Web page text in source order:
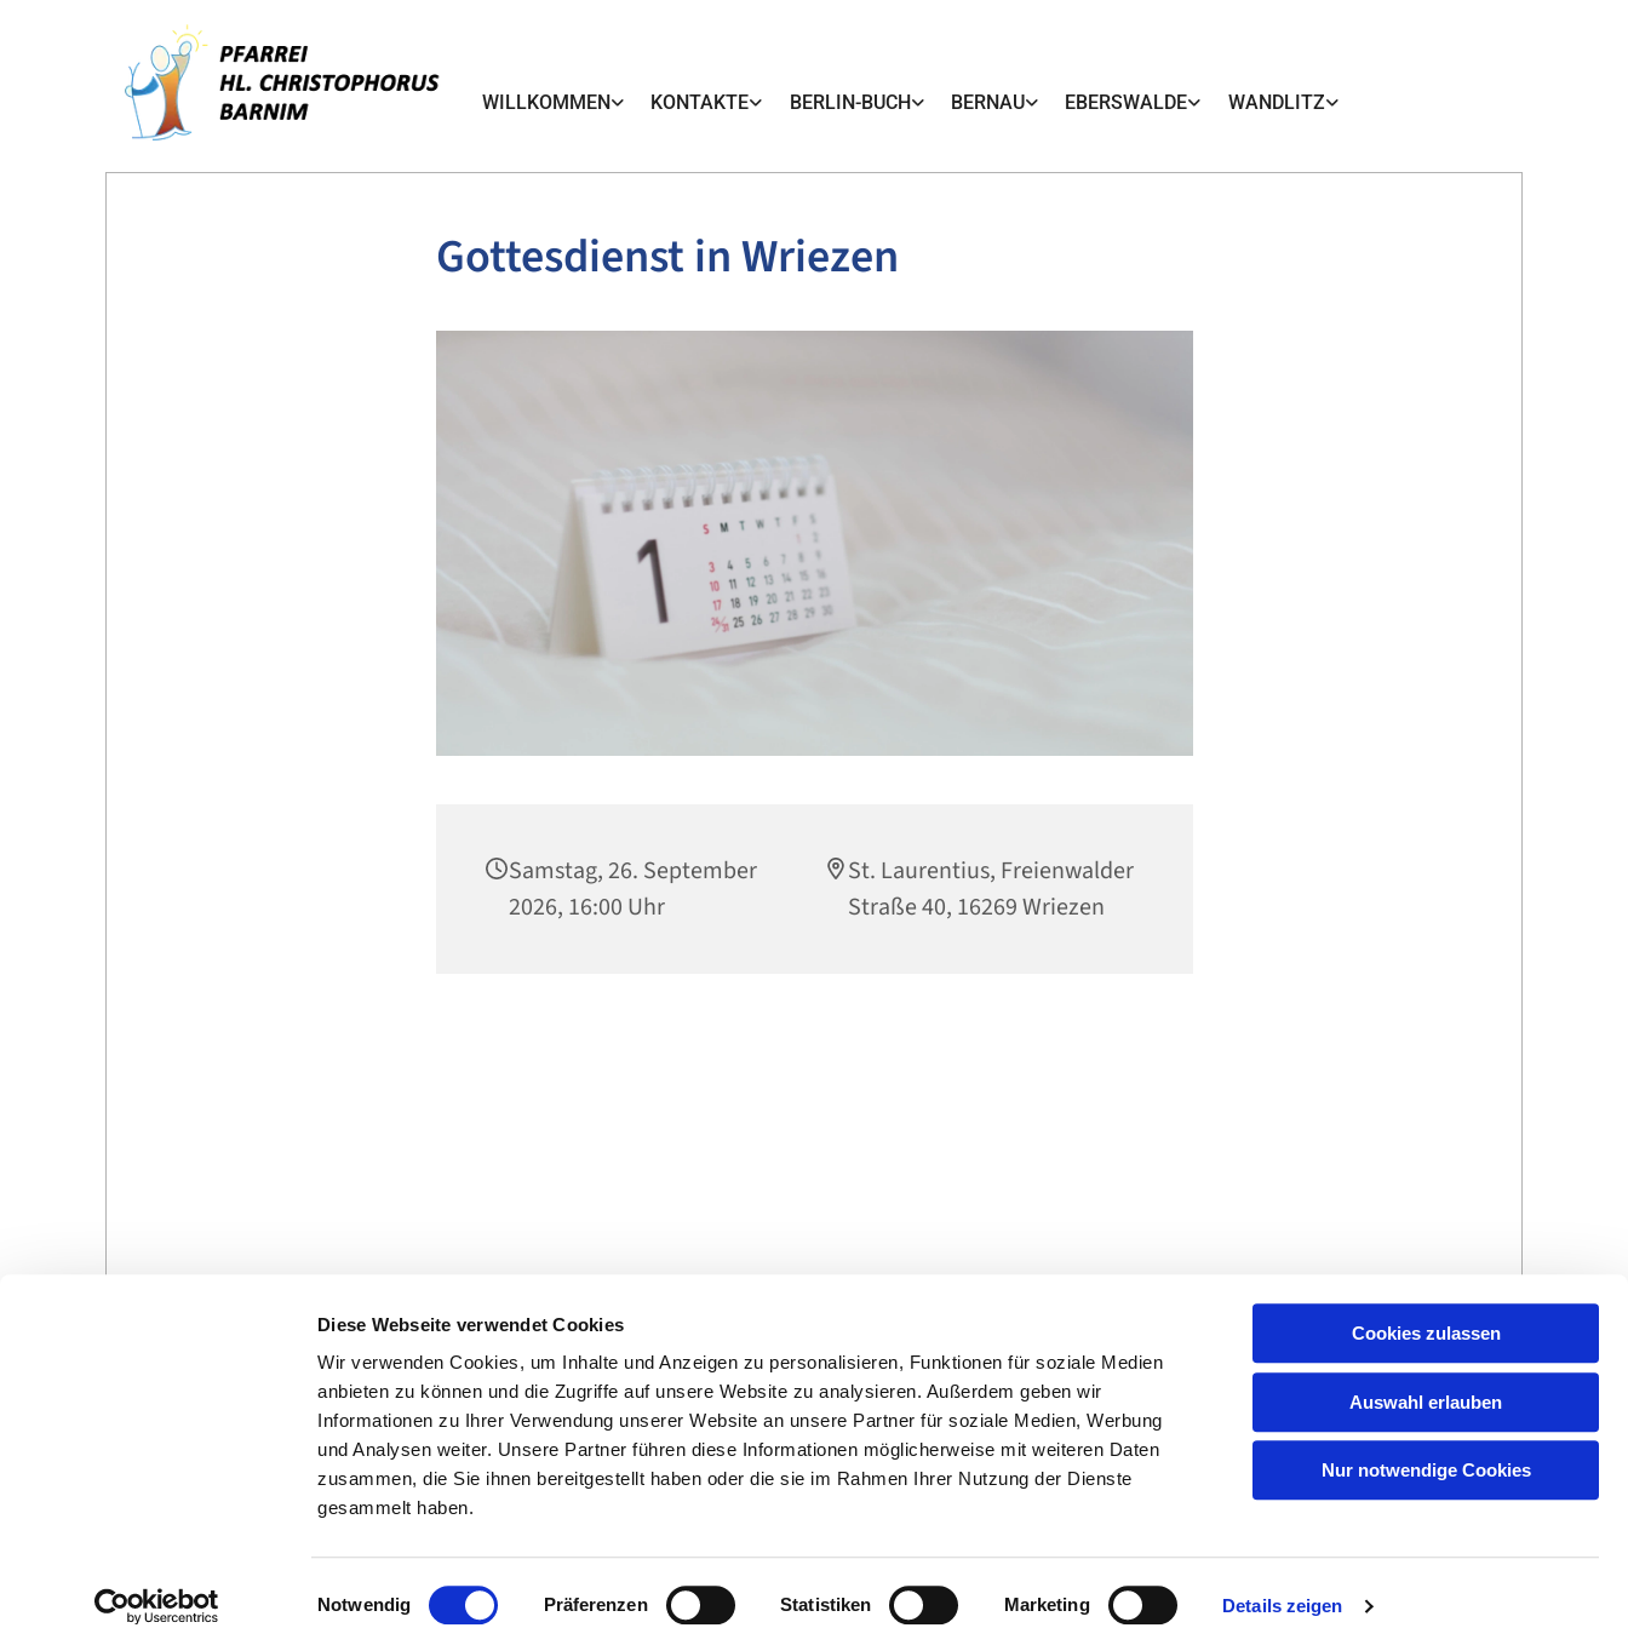
Diese Webseite verwendet Cookies
Wir verwenden Cookies, um Inhalte und Anzeigen zu personalisieren, Funktionen für soziale Medien
anbieten zu können und die Zugriffe auf unsere Website zu analysieren. Außerdem geben wir
Informationen zu Ihrer Verwendung unserer Website an unsere Partner für soziale Medien, Werbung
und Analysen weiter. Unsere Partner führen diese Informationen möglicherweise mit weiteren Daten
zusammen, die Sie ihnen bereitgestellt haben oder die sie im Rahmen Ihrer Nutzung der Dienste
gesammelt haben.
Notwendig Präferenzen Statistiken Marketing Details zeigen
Cookies zulassen
Auswahl erlauben
Nur notwendige Cookies
WILLKOMMEN KONTAKTE BERLIN-BUCH BERNAU EBERSWALDE WANDLITZ
Gottesdienst in Wriezen
Samstag, 26. September
2026, 16:00 Uhr
St. Laurentius, Freienwalder
Straße 40, 16269 Wriezen
Gottesdienste in der Pfarrei
Veranstaltungen in der
Pfarrei
Kontakte
Ansprechpersonen zum Schutz vor
Hinweisgebersystem
Impressum und
Datenschutzerklärung ChurchDesk-Login